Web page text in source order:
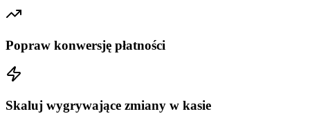
Popraw konwersję płatności
Skaluj wygrywające zmiany w kasie